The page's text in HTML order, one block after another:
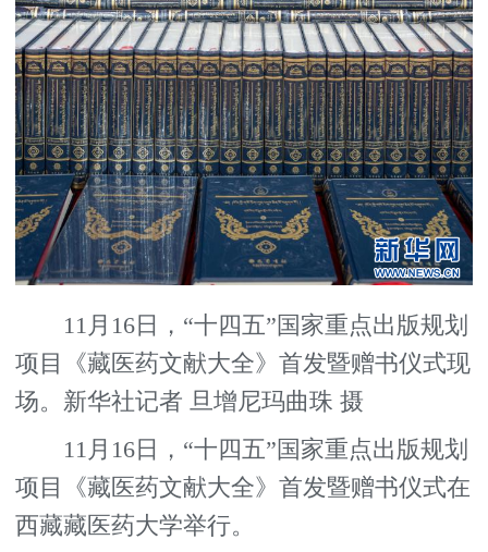
11月16日，“十四五”国家重点出版规划
项目《藏医药文献大全》首发暨赠书仪式现
场。新华社记者 旦增尼玛曲珠 摄
11月16日，“十四五”国家重点出版规划
项目《藏医药文献大全》首发暨赠书仪式在
西藏藏医药大学举行。